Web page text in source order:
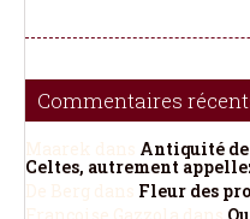
Commentaires
Antiquité de
Celtes, autrement
Fleur des